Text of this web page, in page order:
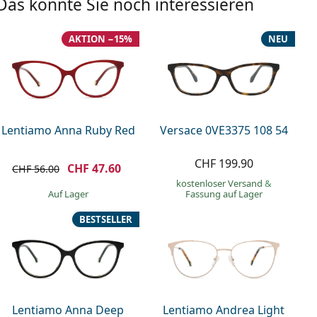
könnte Sie noch interessieren
Lentiamo Anna Ruby Red
AKTION −15%
CHF 56.00 CHF 47.60
auf Lager
Versace 0VE3375 108 54
NEU
CHF 199.90
kostenloser Versand &
Fassung auf Lager
Lentiamo Anna Deep
BESTSELLER
Lentiamo Andrea Light